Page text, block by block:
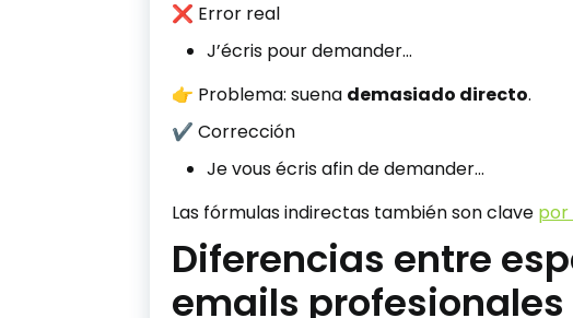
❌ Error real
J’écris pour demander…
👉 Problema: suena demasiado directo.
✔ Corrección
Je vous écris afin de demander…
Las fórmulas indirectas también son clave por
Diferencias entre
emails profesionales